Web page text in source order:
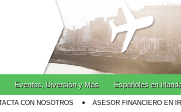
Eventos, Diversión y Más Españoles en
CON NOSOTROS ASESOR FINANCIERO EN